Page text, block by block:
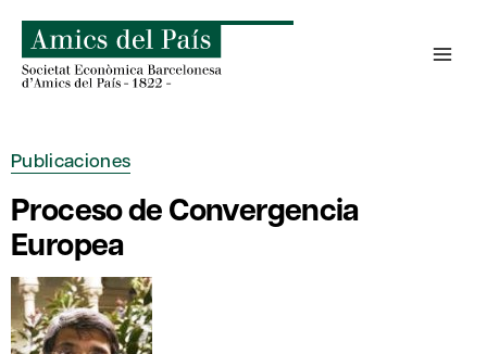
contenido
Publicaciones
Proceso de Convergencia
Europea